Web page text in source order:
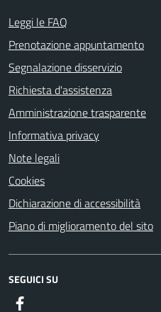
Leggi le FAQ
Prenotazione appuntamento
Segnalazione disservizio
Richiesta d'assistenza
Amministrazione trasparente
Informativa privacy
Note legali
Cookies
Dichiarazione di accessibilità
Piano di miglioramento del sito
SEGUICI SU